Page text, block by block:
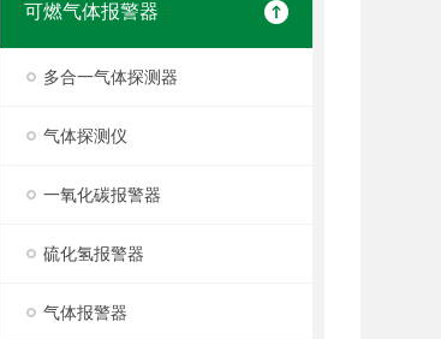
可燃气体报警器
多合一气体探测器
气体探测仪
一氧化碳报警器
硫化氢报警器
气体报警器